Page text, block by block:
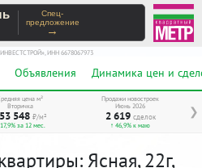
Спец-
предложение
→
ИНН 6678067973
Объявления Динамика цен и
❯
цена м²
Вторичка
548 ₽/м²
за 12 мес.
Продажи новостроек
Июнь 2026
2 619 сделок
↑ 46,9% к маю
Ясная, 22г,